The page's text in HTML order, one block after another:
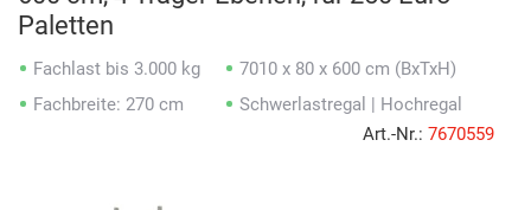
Paletten
Fachlast bis 3.000 kg
Fachbreite: 270 cm
7010 x 80 x 600 cm (BxTxH)
Schwerlastregal | Hochregal
Art.-Nr.: 7670559